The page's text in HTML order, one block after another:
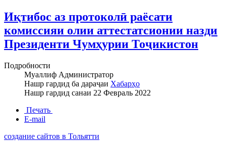
Иқтибос аз протоколӣ раёсати
комиссияи олии аттестатсионии назди
Президенти Чумҳурии Тоҷикистон
Подробности
Муаллиф Администратор
Нашр гардид ба дараҷаи Хабарҳо
Нашр гардид санаи 22 Февраль 2022
Печать
E-mail
создание сайтов в Тольятти